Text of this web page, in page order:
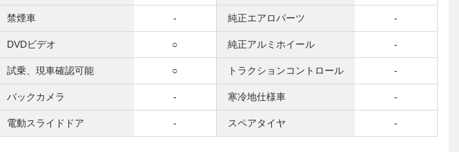
禁煙車 - 純正エアロパーツ -
DVDビデオ ○ 純正アルミホイール -
試乗、現車確認可能 ○ トラクションコントロール -
バックカメラ - 寒冷地仕様車 -
電動スライドドア - スペアタイヤ -